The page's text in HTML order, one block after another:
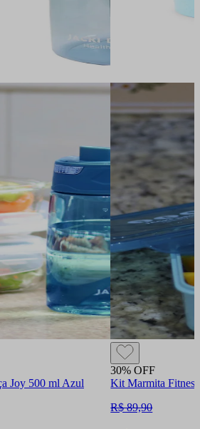
Joy 500 ml Azul
30% OFF
Kit Marmita
R$ 89,90